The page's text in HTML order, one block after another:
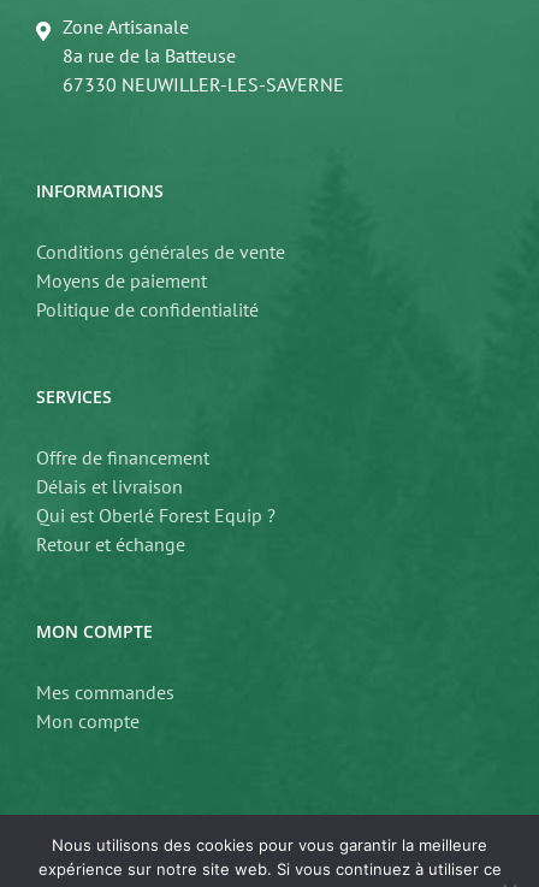
Zone Artisanale
8a rue de la Batteuse
67330 NEUWILLER-LES-SAVERNE
INFORMATIONS
Conditions générales de vente
Moyens de paiement
Politique de confidentialité
SERVICES
Offre de financement
Délais et livraison
Qui est Oberlé Forest Equip ?
Retour et échange
MON COMPTE
Mes commandes
Mon compte
Nous utilisons des cookies pour vous garantir la meilleure
expérience sur notre site web. Si vous continuez à utiliser ce